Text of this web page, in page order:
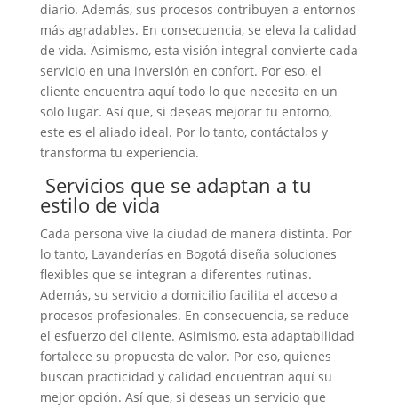
diario. Además, sus procesos contribuyen a entornos
más agradables. En consecuencia, se eleva la calidad
de vida. Asimismo, esta visión integral convierte cada
servicio en una inversión en confort. Por eso, el
cliente encuentra aquí todo lo que necesita en un
solo lugar. Así que, si deseas mejorar tu entorno,
este es el aliado ideal. Por lo tanto, contáctalos y
transforma tu experiencia.
Servicios que se adaptan a tu
estilo de vida
Cada persona vive la ciudad de manera distinta. Por
lo tanto, Lavanderías en Bogotá diseña soluciones
flexibles que se integran a diferentes rutinas.
Además, su servicio a domicilio facilita el acceso a
procesos profesionales. En consecuencia, se reduce
el esfuerzo del cliente. Asimismo, esta adaptabilidad
fortalece su propuesta de valor. Por eso, quienes
buscan practicidad y calidad encuentran aquí su
mejor opción. Así que, si deseas un servicio que